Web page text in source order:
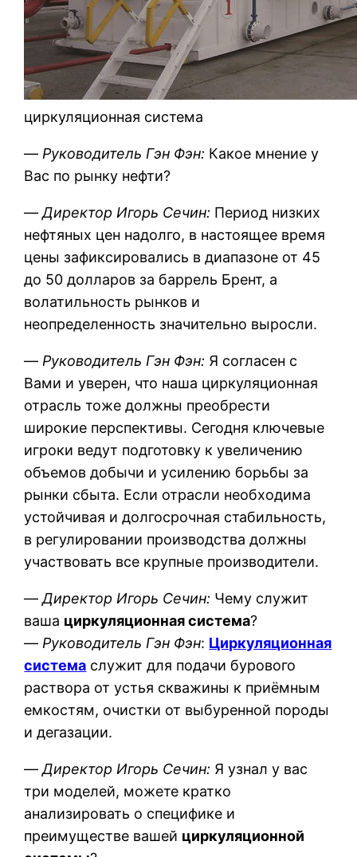
циркуляционная система
— Руководитель Гэн Фэн: Какое мнение у
Вас по рынку нефти?
—Директор Игорь Сечин: Период низких
нефтяных цен надолго, в настоящее время
цены зафиксировались в диапазоне от 45
до 50 долларов за баррель Брент, а
волатильность рынков и
неопределенность значительно выросли.
— Руководитель Гэн Фэн: Я согласен с
Вами и уверен, что наша циркуляционная
отрасль тоже должны преобрести
широкие перспективы. Сегодня ключевые
игроки ведут подготовку к увеличению
объемов добычи и усилению борьбы за
рынки сбыта. Если отрасли необходима
устойчивая и долгосрочная стабильность,
в регулировании производства должны
участвовать все крупные производители.
—Директор Игорь Сечин: Чему служит
ваша циркуляционная система?
— Руководитель Гэн Фэн: Циркуляционная
система служит для подачи бурового
раствора от устья скважины к приёмным
емкостям, очистки от выбуренной породы
и дегазации.
—Директор Игорь Сечин: Я узнал у вас
три моделей, можете кратко
анализировать о специфике и
преимуществе вашей циркуляционной